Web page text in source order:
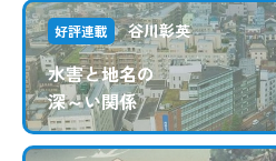
好評連載 谷川彰英
水害と地名の
深～い関係